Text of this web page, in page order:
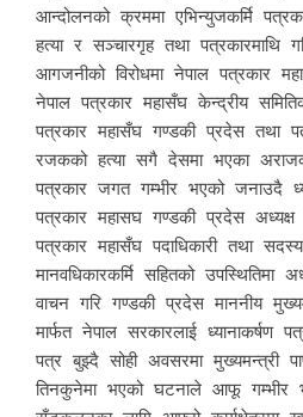
आन्दोलनको क्रममा एभिन्युजकर्मि
हत्या र सञ्चारगृह तथा पत्रकारमाथि
आगजनीको विरोधमा नेपाल पत्रकार
नेपाल पत्रकार महासँघ केन्द्रीय
पत्रकार महासँघ गण्डकी प्रदेस तथा
रजकको हत्या सगै देसमा भएका अराजक
पत्रकार जगत गम्भीर भएको जनाउदै
पत्रकार महासघ गण्डकी प्रदेस
पत्रकार महासँघ पदाधिकारी तथा
मानवधिकारकर्मि सहितको
वाचन गरि गण्डकी प्रदेस माननीय
मार्फत नेपाल सरकारलाई ध्यानाकर्षण
पत्र बुझ्दै सोही अवसरमा मुख्यमन्त्री
तिनकुनेमा भएको घटनाले आफू गम्भीर